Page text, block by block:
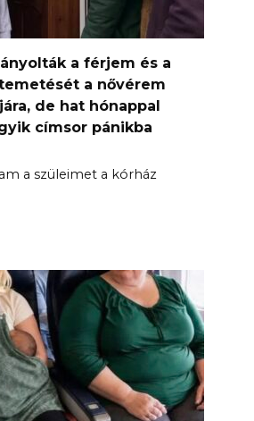
a férjem és a
a nővérem
de hat hónappal
címsor pánikba
a szüleimet a kórház